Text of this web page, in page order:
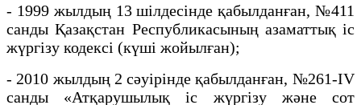
- 1999 жылдың 13 шілдесінде қабылданған, №411
санды Қазақстан Республикасының азаматтық іс
жүргізу кодексі (күші жойылған);
- 2010 жылдың 2 сәуірінде қабылданған, №261-IV
санды «Атқарушылық іс жүргізу және сот